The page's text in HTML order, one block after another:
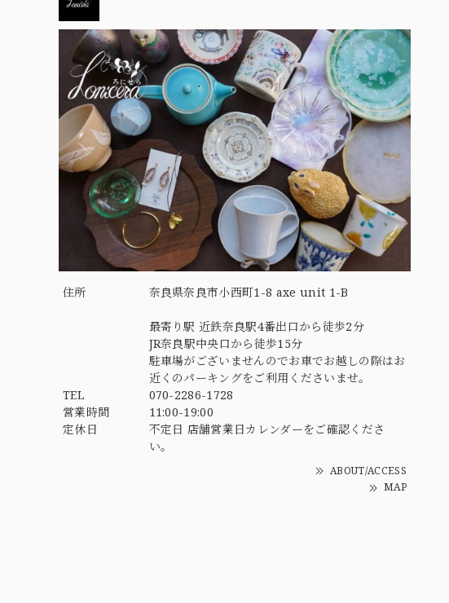
住所 奈良県奈良市小西町1-8 axe unit 1-B
最寄り駅 近鉄奈良駅4番出口から徒歩2分
JR奈良駅中央口から徒歩15分
駐車場がございませんのでお車でお越しの際はお
近くのパーキングをご利用くださいませ。
TEL
070-2286-1728
営業時間
11:00-19:00
定休日
不定日 店舗営業日カレンダーをご確認くださ
い。
ABOUT/ACCESS
MAP